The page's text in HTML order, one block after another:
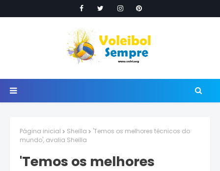
Página inicial Sheilla
'Temos os melhores técnicos do
mundo', avalia Sheilla
'Temos os melhores